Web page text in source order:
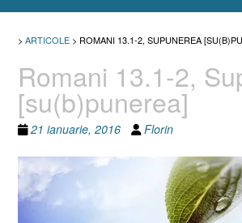
> ARTICOLE > ROMANI 13.1-2, SUPUNEREA
Romani 13.1-2,
[su(b)punerea]
21 ianuarie, 2016 Florin